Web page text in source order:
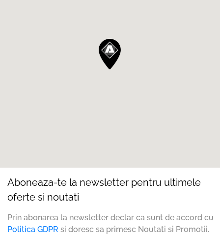
Aboneaza-te la newsletter pentru ultimele
oferte si noutati
Prin abonarea la newsletter declar ca sunt de accord cu
Politica GDPR si doresc sa primesc Noutati si Promotii.